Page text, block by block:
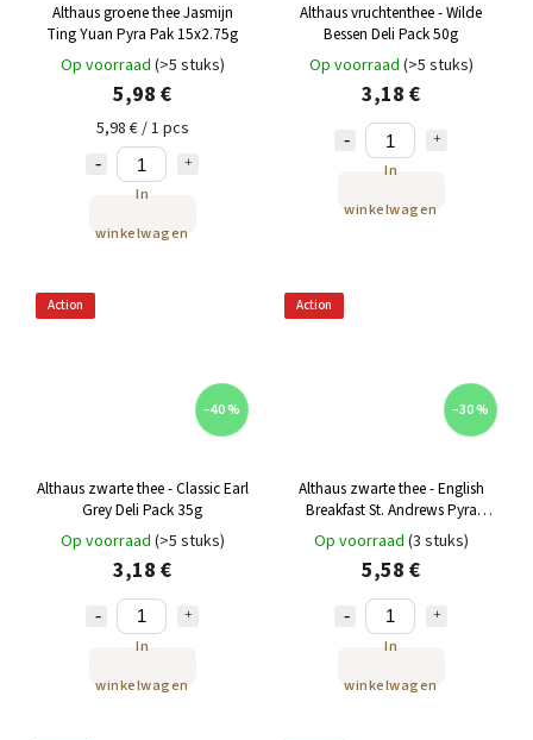
Althaus groene thee Jasmijn
Ting Yuan Pyra Pak 15x2.75g
Op voorraad (>5 stuks)
5,98 €
5,98 € / 1 pcs
In
winkelwagen
Althaus vruchtenthee - Wilde
Bessen Deli Pack 50g
Op voorraad (>5 stuks)
3,18 €
In
winkelwagen
Action
–40 %
Althaus zwarte thee - Classic Earl
Grey Deli Pack 35g
Op voorraad (>5 stuks)
3,18 €
In
winkelwagen
Action
–30 %
Althaus zwarte thee - English
Breakfast St. Andrews Pyra
Pack15x2.75g
Op voorraad (3 stuks)
5,58 €
In
winkelwagen